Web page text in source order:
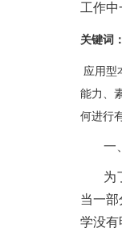
工作
关键词：
应用型
能力、
何进行
一
为
当一
学没有